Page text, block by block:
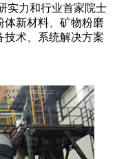
实力和行业首家院士
体新材料、矿物粉磨
技术、系统解决方案